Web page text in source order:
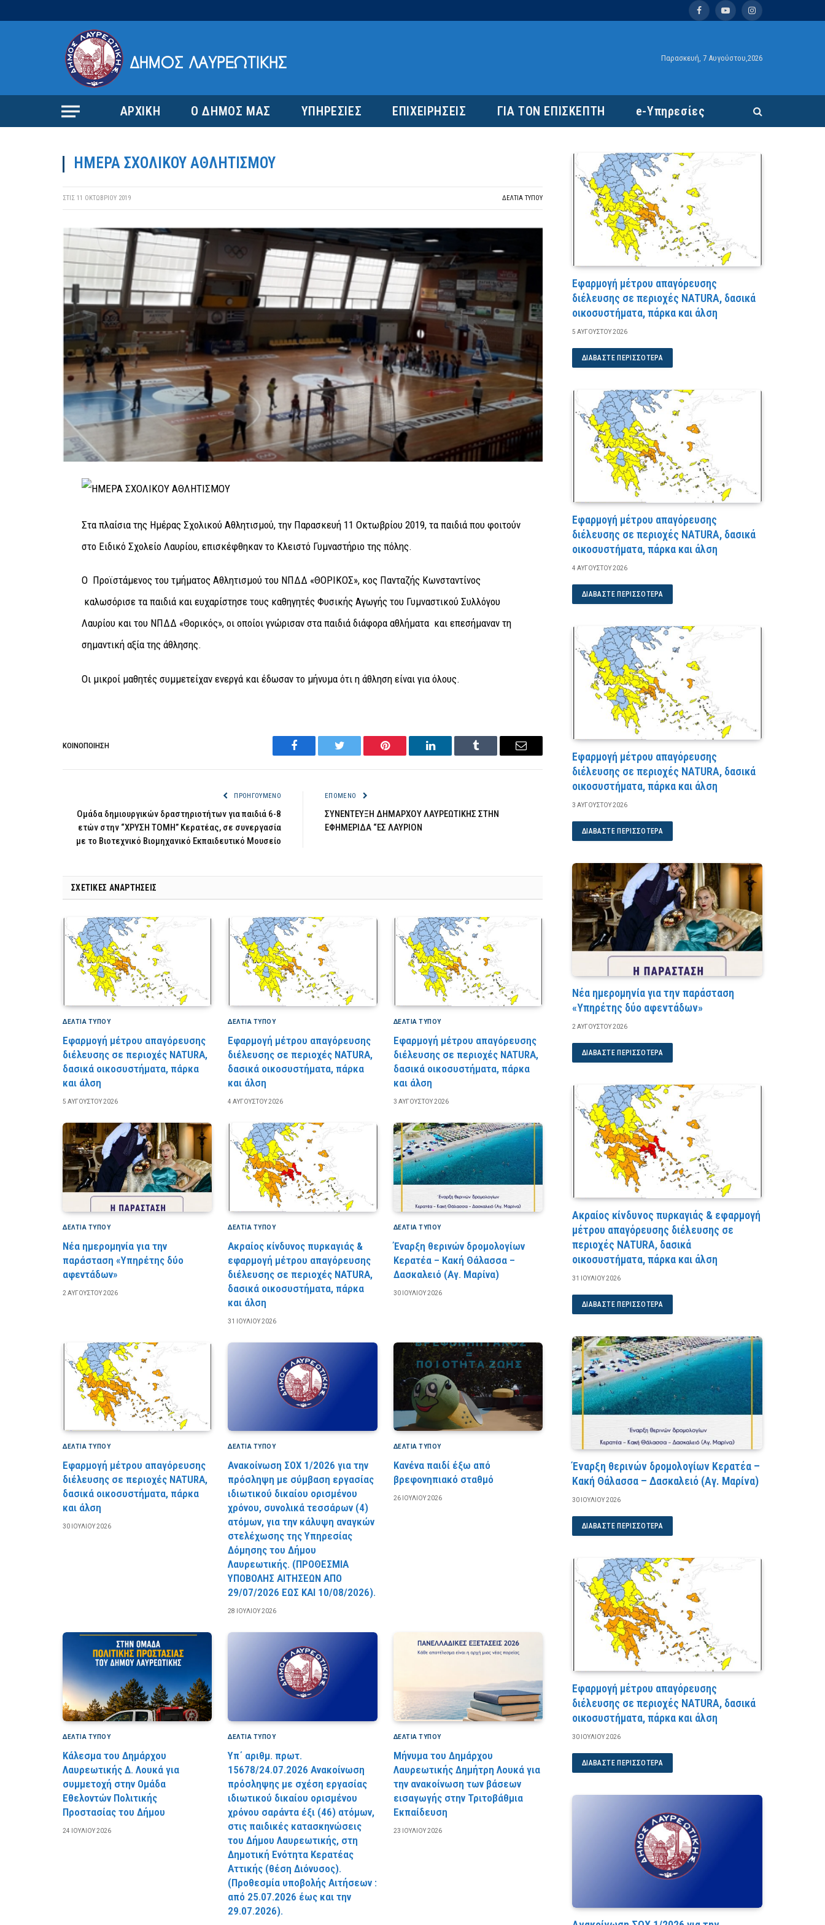
FacebookYouTubeInstagram
Παρασκευή, 7 Αυγούστου,2026
ΑΡΧΙΚΗ Ο ΔΗΜΟΣ ΜΑΣ ΥΠΗΡΕΣΙΕΣ ΕΠΙΧΕΙΡΗΣΕΙΣ ΓΙΑ ΤΟΝ ΕΠΙΣΚΕΠΤΗ e-Υπηρεσίες
ΗΜΕΡΑ ΣΧΟΛΙΚΟΥ ΑΘΛΗΤΙΣΜΟΥ
ΣΤΙΣ 11 ΟΚΤΩΒΡΊΟΥ 2019 ΔΕΛΤΙΑ ΤΥΠΟΥ
Στα πλαίσια της Ημέρας Σχολικού Αθλητισμού, την Παρασκευή 11 Οκτωβρίου 2019, τα παιδιά που φοιτούν
στο Ειδικό Σχολείο Λαυρίου, επισκέφθηκαν το Κλειστό Γυμναστήριο της πόλης.
Ο Προϊστάμενος του τμήματος Αθλητισμού του ΝΠΔΔ «ΘΟΡΙΚΟΣ», κος Πανταζής Κωνσταντίνος
καλωσόρισε τα παιδιά και ευχαρίστησε τους καθηγητές Φυσικής Αγωγής του Γυμναστικού Συλλόγου
Λαυρίου και του ΝΠΔΔ «Θορικός», οι οποίοι γνώρισαν στα παιδιά διάφορα αθλήματα και επεσήμαναν τη
σημαντική αξία της άθλησης.
Οι μικροί μαθητές συμμετείχαν ενεργά και έδωσαν το μήνυμα ότι η άθληση είναι για όλους.
ΚΟΙΝΟΠΟΊΗΣΗ
Facebook Twitter Pinterest LinkedIn Tumblr Email
ΠΡΟΗΓΟΎΜΕΝΟ
Ομάδα δημιουργικών δραστηριοτήτων για παιδιά 6-8
ετών στην “ΧΡΥΣΗ ΤΟΜΗ” Κερατέας, σε συνεργασία
με το Βιοτεχνικό Βιομηχανικό Εκπαιδευτικό Μουσείο
ΕΠΌΜΕΝΟ
ΣΥΝΕΝΤΕΥΞΗ ΔΗΜΑΡΧΟΥ ΛΑΥΡΕΩΤΙΚΗΣ ΣΤΗΝ
ΕΦΗΜΕΡΙΔΑ “ΕΣ ΛΑΥΡΙΟΝ
ΣΧΕΤΙΚΈΣ ΑΝΑΡΤΉΣΕΙΣ
ΔΕΛΤΙΑ ΤΥΠΟΥ
Εφαρμογή μέτρου απαγόρευσης
διέλευσης σε περιοχές NATURA,
δασικά οικοσυστήματα, πάρκα
και άλση
5 ΑΥΓΟΎΣΤΟΥ 2026
ΔΕΛΤΙΑ ΤΥΠΟΥ
Εφαρμογή μέτρου απαγόρευσης
διέλευσης σε περιοχές NATURA,
δασικά οικοσυστήματα, πάρκα
και άλση
4 ΑΥΓΟΎΣΤΟΥ 2026
ΔΕΛΤΙΑ ΤΥΠΟΥ
Εφαρμογή μέτρου απαγόρευσης
διέλευσης σε περιοχές NATURA,
δασικά οικοσυστήματα, πάρκα
και άλση
3 ΑΥΓΟΎΣΤΟΥ 2026
ΔΕΛΤΙΑ ΤΥΠΟΥ
Νέα ημερομηνία για την
παράσταση «Υπηρέτης δύο
αφεντάδων»
2 ΑΥΓΟΎΣΤΟΥ 2026
ΔΕΛΤΙΑ ΤΥΠΟΥ
Ακραίος κίνδυνος πυρκαγιάς &
εφαρμογή μέτρου απαγόρευσης
διέλευσης σε περιοχές NATURA,
δασικά οικοσυστήματα, πάρκα
και άλση
31 ΙΟΥΛΊΟΥ 2026
ΔΕΛΤΙΑ ΤΥΠΟΥ
Έναρξη θερινών δρομολογίων
Κερατέα – Κακή Θάλασσα –
Δασκαλειό (Αγ. Μαρίνα)
30 ΙΟΥΛΊΟΥ 2026
ΔΕΛΤΙΑ ΤΥΠΟΥ
Εφαρμογή μέτρου απαγόρευσης
διέλευσης σε περιοχές NATURA,
δασικά οικοσυστήματα, πάρκα
και άλση
30 ΙΟΥΛΊΟΥ 2026
ΔΕΛΤΙΑ ΤΥΠΟΥ
Ανακοίνωση ΣΟΧ 1/2026 για την
πρόσληψη με σύμβαση εργασίας
ιδιωτικού δικαίου ορισμένου
χρόνου, συνολικά τεσσάρων (4)
ατόμων, για την κάλυψη αναγκών
στελέχωσης της Υπηρεσίας
Δόμησης του Δήμου
Λαυρεωτικής. (ΠPOΘEΣMIA
YΠOBOΛHΣ AITHΣEΩN AΠO
29/07/2026 EΩΣ KAI 10/08/2026).
28 ΙΟΥΛΊΟΥ 2026
ΔΕΛΤΙΑ ΤΥΠΟΥ
Κανένα παιδί έξω από
βρεφονηπιακό σταθμό
26 ΙΟΥΛΊΟΥ 2026
ΔΕΛΤΙΑ ΤΥΠΟΥ
Κάλεσμα του Δημάρχου
Λαυρεωτικής Δ. Λουκά για
συμμετοχή στην Ομάδα
Εθελοντών Πολιτικής
Προστασίας του Δήμου
24 ΙΟΥΛΊΟΥ 2026
ΔΕΛΤΙΑ ΤΥΠΟΥ
Υπ΄ αριθμ. πρωτ.
15678/24.07.2026 Ανακοίνωση
πρόσληψης με σχέση εργασίας
ιδιωτικού δικαίου ορισμένου
χρόνου σαράντα έξι (46) ατόμων,
στις παιδικές κατασκηνώσεις
του Δήμου Λαυρεωτικής, στη
Δημοτική Ενότητα Κερατέας
Αττικής (θέση Διόνυσος).
(Προθεσμία υποβολής Αιτήσεων :
από 25.07.2026 έως και την
29.07.2026).
ΔΕΛΤΙΑ ΤΥΠΟΥ
Μήνυμα του Δημάρχου
Λαυρεωτικής Δημήτρη Λουκά για
την ανακοίνωση των βάσεων
εισαγωγής στην Τριτοβάθμια
Εκπαίδευση
23 ΙΟΥΛΊΟΥ 2026
Εφαρμογή μέτρου απαγόρευσης
διέλευσης σε περιοχές NATURA, δασικά
οικοσυστήματα, πάρκα και άλση
5 ΑΥΓΟΎΣΤΟΥ 2026
ΔΙΑΒΆΣΤΕ ΠΕΡΙΣΣΌΤΕΡΑ
Εφαρμογή μέτρου απαγόρευσης
διέλευσης σε περιοχές NATURA, δασικά
οικοσυστήματα, πάρκα και άλση
4 ΑΥΓΟΎΣΤΟΥ 2026
ΔΙΑΒΆΣΤΕ ΠΕΡΙΣΣΌΤΕΡΑ
Εφαρμογή μέτρου απαγόρευσης
διέλευσης σε περιοχές NATURA, δασικά
οικοσυστήματα, πάρκα και άλση
3 ΑΥΓΟΎΣΤΟΥ 2026
ΔΙΑΒΆΣΤΕ ΠΕΡΙΣΣΌΤΕΡΑ
Νέα ημερομηνία για την παράσταση
«Υπηρέτης δύο αφεντάδων»
2 ΑΥΓΟΎΣΤΟΥ 2026
ΔΙΑΒΆΣΤΕ ΠΕΡΙΣΣΌΤΕΡΑ
Ακραίος κίνδυνος πυρκαγιάς & εφαρμογή
μέτρου απαγόρευσης διέλευσης σε
περιοχές NATURA, δασικά
οικοσυστήματα, πάρκα και άλση
31 ΙΟΥΛΊΟΥ 2026
ΔΙΑΒΆΣΤΕ ΠΕΡΙΣΣΌΤΕΡΑ
Έναρξη θερινών δρομολογίων Κερατέα –
Κακή Θάλασσα – Δασκαλειό (Αγ. Μαρίνα)
30 ΙΟΥΛΊΟΥ 2026
ΔΙΑΒΆΣΤΕ ΠΕΡΙΣΣΌΤΕΡΑ
Εφαρμογή μέτρου απαγόρευσης
διέλευσης σε περιοχές NATURA, δασικά
οικοσυστήματα, πάρκα και άλση
30 ΙΟΥΛΊΟΥ 2026
ΔΙΑΒΆΣΤΕ ΠΕΡΙΣΣΌΤΕΡΑ